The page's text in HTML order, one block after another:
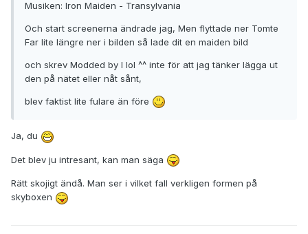
Musiken: Iron Maiden - Transylvania
Och start screenerna ändrade jag, Men flyttade ner Tomte
Far lite längre ner i bilden så lade dit en maiden bild
och skrev Modded by I lol ^^ inte för att jag tänker lägga ut
den på nätet eller nåt sånt,
blev faktist lite fulare än före
Ja, du
Det blev ju intresant, kan man säga
Rätt skojigt ändå. Man ser i vilket fall verkligen formen på
skyboxen